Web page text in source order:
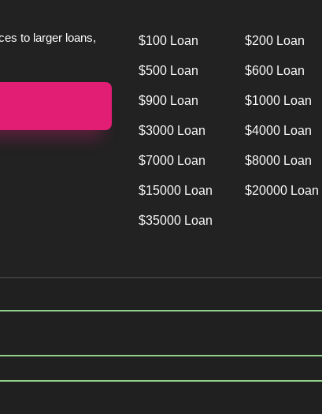
to larger loans,
$100 Loan $200 Loan
$500 Loan $600 Loan
$900 Loan $1000 Loan
$3000 Loan $4000 Loan
$7000 Loan $8000 Loan
$15000 Loan $20000 Loan
$35000 Loan